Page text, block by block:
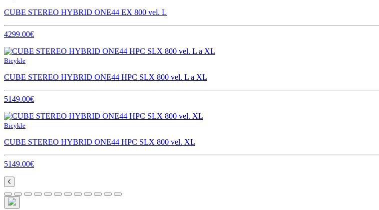
CUBE STEREO HYBRID ONE44 EX 800 vel. L
4299.00€
Bicykle
CUBE STEREO HYBRID ONE44 HPC SLX 800 vel. L a XL
5149.00€
Bicykle
CUBE STEREO HYBRID ONE44 HPC SLX 800 vel. XL
5149.00€